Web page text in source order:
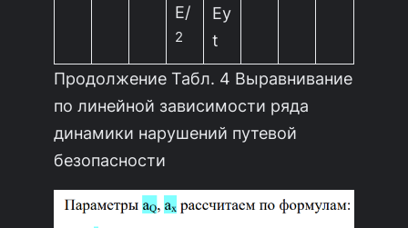
Е/
2
Еy
t
Продолжение Табл. 4 Выравнивание
по линейной зависимости ряда
динамики нарушений путевой
безопасности